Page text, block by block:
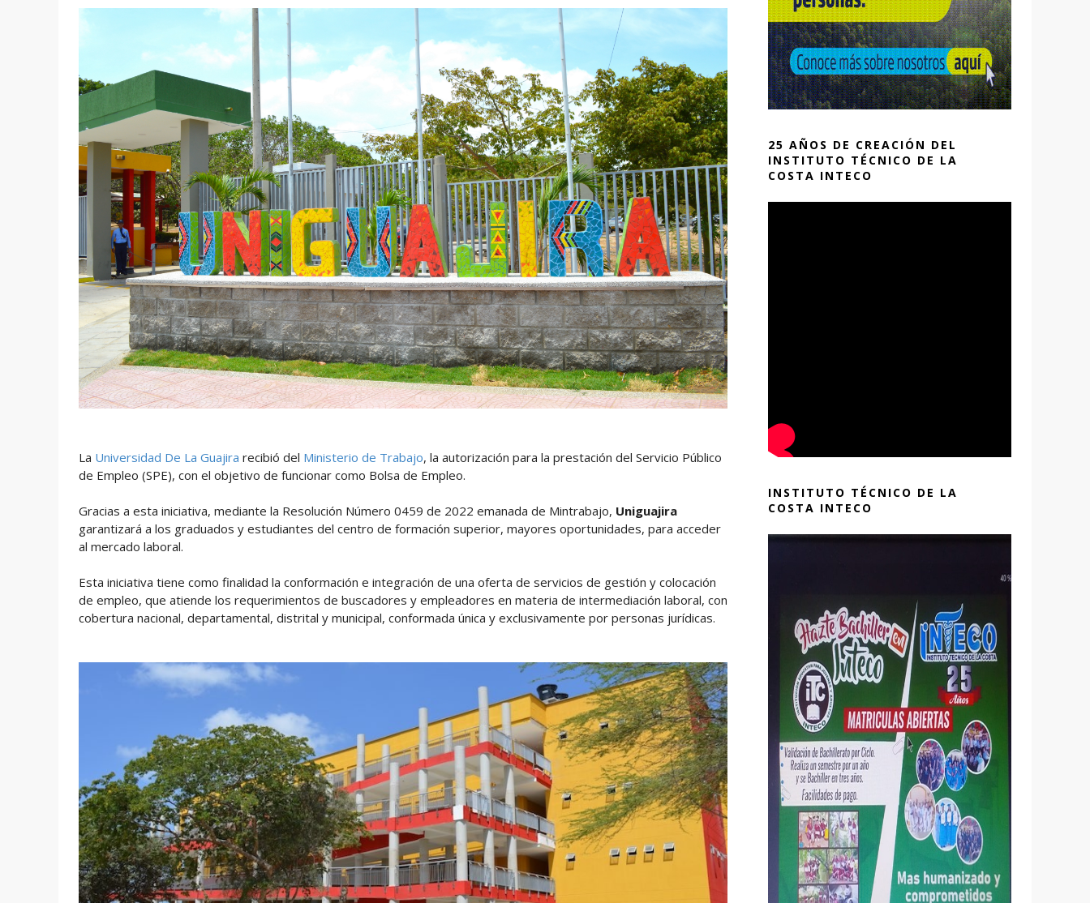
La Universidad De La Guajira recibió del Ministerio de Trabajo, la autorización para la prestación del Servicio Público
de Empleo (SPE), con el objetivo de funcionar como Bolsa de Empleo.
Gracias a esta iniciativa, mediante la Resolución Número 0459 de 2022 emanada de Mintrabajo, Uniguajira
garantizará a los graduados y estudiantes del centro de formación superior, mayores oportunidades, para acceder
al mercado laboral.
Esta iniciativa tiene como finalidad la conformación e integración de una oferta de servicios de gestión y colocación
de empleo, que atiende los requerimientos de buscadores y empleadores en materia de intermediación laboral, con
cobertura nacional, departamental, distrital y municipal, conformada única y exclusivamente por personas jurídicas.
25 AÑOS DE CREACIÓN DEL
INSTITUTO TÉCNICO DE LA
COSTA INTECO
INSTITUTO TÉCNICO DE LA
COSTA INTECO